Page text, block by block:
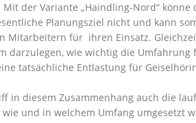
der Variante „Haindling-Nord“
Planungsziel nicht und kann
Mitarbeitern für ihren Einsatz.
darzulegen, wie wichtig die
tatsächliche Entlastung für
in diesem Zusammenhang auch die
und in welchem Umfang